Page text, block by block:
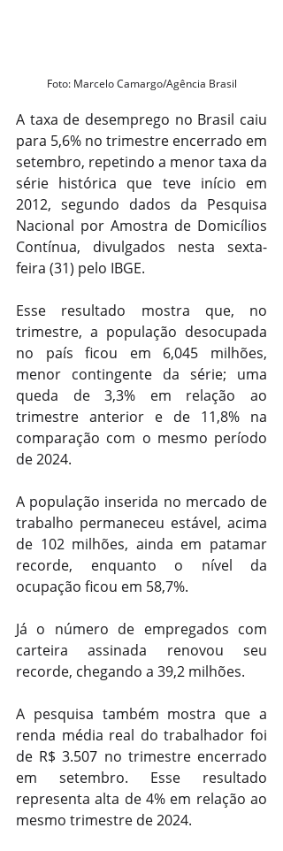
Foto: Marcelo Camargo/Agência Brasil
A taxa de desemprego no Brasil caiu
para 5,6% no trimestre encerrado em
setembro, repetindo a menor taxa da
série histórica que teve início em
2012, segundo dados da Pesquisa
Nacional por Amostra de Domicílios
Contínua, divulgados nesta sexta-
feira (31) pelo IBGE.
Esse resultado mostra que, no
trimestre, a população desocupada
no país ficou em 6,045 milhões,
menor contingente da série; uma
queda de 3,3% em relação ao
trimestre anterior e de 11,8% na
comparação com o mesmo período
de 2024.
A população inserida no mercado de
trabalho permaneceu estável, acima
de 102 milhões, ainda em patamar
recorde, enquanto o nível da
ocupação ficou em 58,7%.
Já o número de empregados com
carteira assinada renovou seu
recorde, chegando a 39,2 milhões.
A pesquisa também mostra que a
renda média real do trabalhador foi
de R$ 3.507 no trimestre encerrado
em setembro. Esse resultado
representa alta de 4% em relação ao
mesmo trimestre de 2024.